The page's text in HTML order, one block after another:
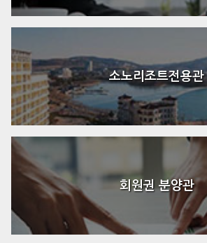
소노리조트전용관
회원권 분양관